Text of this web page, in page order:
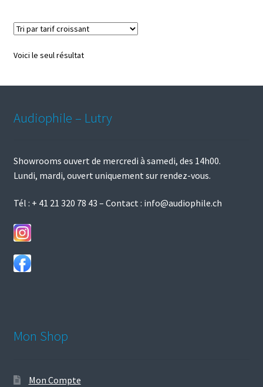
produit
Voici le seul résultat
Audiophile – Lutry
Showrooms ouvert de mercredi à samedi, des 14h00.
Lundi, mardi, ouvert uniquement sur rendez-vous.
Tél : + 41 21 320 78 43 – Contact : info@audiophile.ch
Mon Shop
Mon Compte